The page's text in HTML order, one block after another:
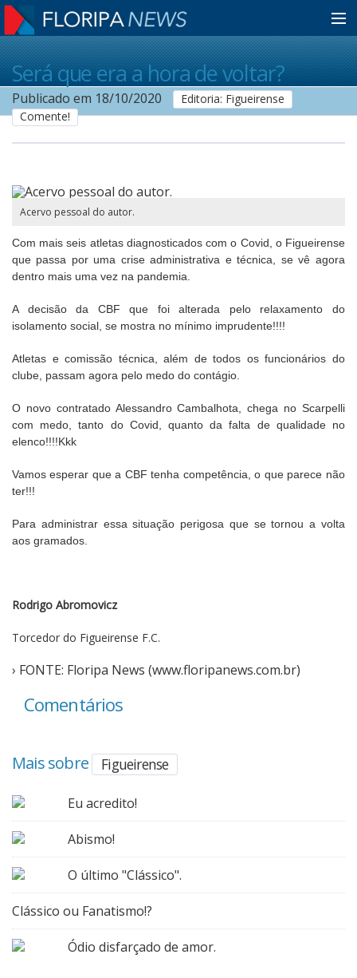
Home
Notícias
Guia de Serviços
Anuncie
Cinema
Agenda Cultural
Anuncie
Fale Conosco
Será que era a hora de voltar?
Publicado em 18/10/2020
Editoria: Figueirense
Comente!
Acervo pessoal do autor.
Com mais seis atletas diagnosticados com o Covid, o Figueirense
que passa por uma crise administrativa e técnica, se vê agora
dentro mais uma vez na pandemia.
A decisão da CBF que foi alterada pelo relaxamento do
isolamento social, se mostra no mínimo imprudente!!!!
Atletas e comissão técnica, além de todos os funcionários do
clube, passam agora pelo medo do contágio.
O novo contratado Alessandro Cambalhota, chega no Scarpelli
com medo, tanto do Covid, quanto da falta de qualidade no
elenco!!!!Kkk
Vamos esperar que a CBF tenha competência, o que parece não
ter!!!
Para administrar essa situação perigosa que se tornou a volta
aos gramados.
Rodrigo Abromovicz
Torcedor do Figueirense F.C.
› FONTE: Floripa News (www.floripanews.com.br)
Comentários
Mais sobre Figueirense
Eu acredito!
Abismo!
O último "Clássico".
Clássico ou Fanatismo!?
Ódio disfarçado de amor.